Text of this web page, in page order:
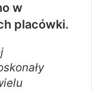
w
placówki.